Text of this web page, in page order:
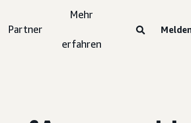
Partner
Mehr
erfahren